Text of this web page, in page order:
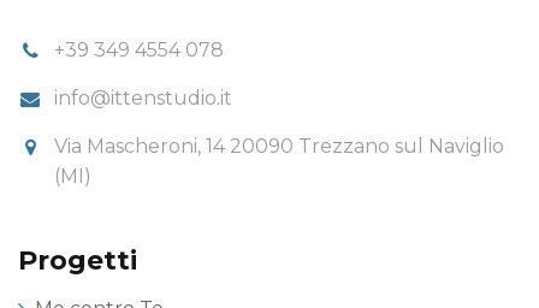
+39 349 4554 078
info@ittenstudio.it
Via Mascheroni, 14 20090 Trezzano sul Naviglio
(MI)
Progetti